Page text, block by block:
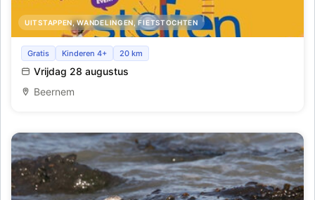
UITSTAPPEN, WANDELINGEN, FIETSTOCHTEN
Bos op Stelten xl
Gratis Kinderen 4+ 20 km
Vrijdag 28 augustus
Beernem